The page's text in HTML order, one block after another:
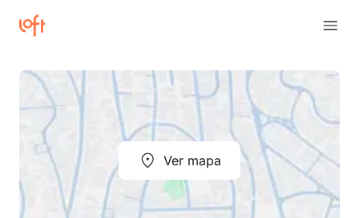
Ver mapa